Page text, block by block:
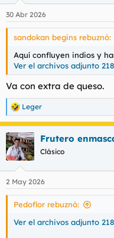
e
s
30 Abr 2026
sandokan begins rebuznó:
Aquí confluyen indios y
Ver el archivos adjunto
Va con extra de queso.
R
e
a
c
c
i
e
s
Leger
Frutero
Clásico
2 May 2026
Pedoflor rebuznó:
Ver el archivos adjunto